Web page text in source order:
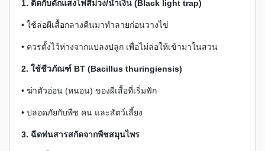
1. ติดกับดักแสงไฟสีม่วง/น้ำเงิน (Black light trap)
• ใช้ล่อผีเสื้อกลางคืนมาทำลายก่อนวางไข่
• ควรตั้งไว้ห่างจากแปลงปลูก เพื่อไม่ล่อให้เข้ามาในสวน
2. ใช้ชีวภัณฑ์ BT (Bacillus thuringiensis)
• ฆ่าตัวอ่อน (หนอน) ของผีเสื้อที่เริ่มฟัก
• ปลอดภัยกับพืช คน และสัตว์เลี้ยง
3. ฉีดพ่นสารสกัดจากพืชสมุนไพร